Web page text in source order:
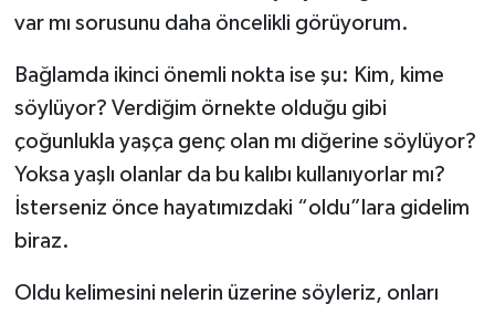
var mı sorusunu daha öncelikli görüyorum.
Bağlamda ikinci önemli nokta ise şu: Kim, kime
söylüyor? Verdiğim örnekte olduğu gibi
çoğunlukla yaşça genç olan mı diğerine söylüyor?
Yoksa yaşlı olanlar da bu kalıbı kullanıyorlar mı?
İsterseniz önce hayatımızdaki “oldu”lara gidelim
biraz.
Oldu kelimesini nelerin üzerine söyleriz, onları